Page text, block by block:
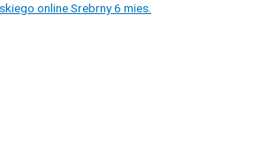
online Srebrny 6 mies.